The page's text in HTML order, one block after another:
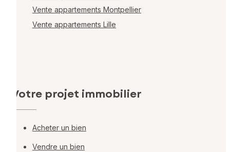
Vente appartements Montpellier
Vente appartements Lille
Votre projet immobilier
Acheter un bien
Vendre un bien